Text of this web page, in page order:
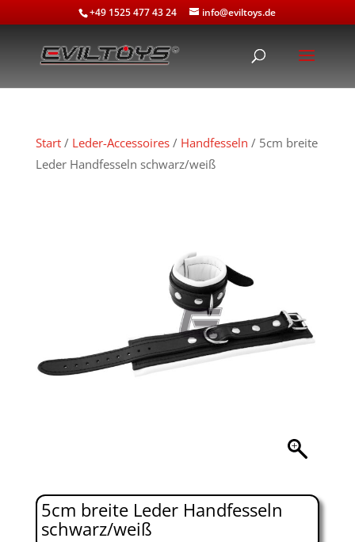
+49 1525 477 43 24 info@eviltoys.de
Start/ Leder-Accessoires/ Handfesseln / 5cm breite
Leder Handfesseln schwarz/weiß
5cm breite Leder Handfesseln
schwarz/weiß